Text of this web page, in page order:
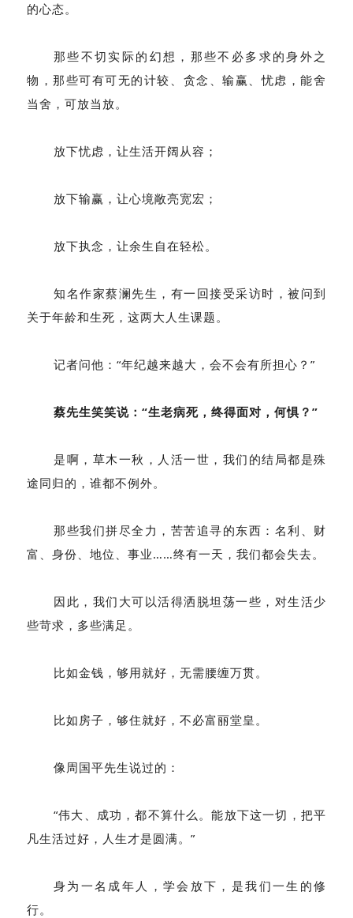
的心态。
那些不切实际的幻想，那些不必多求的身外之
物，那些可有可无的计较、贪念、输赢、忧虑，能舍
当舍，可放当放。
放下忧虑，让生活开阔从容；
放下输赢，让心境敞亮宽宏；
放下执念，让余生自在轻松。
知名作家蔡澜先生，有一回接受采访时，被问到
关于年龄和生死，这两大人生课题。
记者问他：“年纪越来越大，会不会有所担心？”
蔡先生笑笑说：“生老病死，终得面对，何惧？”
是啊，草木一秋，人活一世，我们的结局都是殊
途同归的，谁都不例外。
那些我们拼尽全力，苦苦追寻的东西：名利、财
富、身份、地位、事业……终有一天，我们都会失去。
因此，我们大可以活得洒脱坦荡一些，对生活少
些苛求，多些满足。
比如金钱，够用就好，无需腰缠万贯。
比如房子，够住就好，不必富丽堂皇。
像周国平先生说过的：
“伟大、成功，都不算什么。能放下这一切，把平
凡生活过好，人生才是圆满。”
身为一名成年人，学会放下，是我们一生的修
行。